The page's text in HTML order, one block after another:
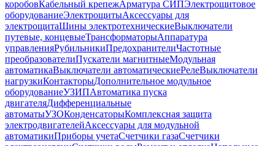
коробовКабельный крепежАрматура СИПЭлектрощитовое
оборудованиеЭлектрощитыАксессуары для
электрощитаШины электротехническиеВыключатели
путевые, концевыеТрансформаторыАппаратура
управленияРубильникиПредохранителиЧастотные
преобразователиПускатели магнитныеМодульная
автоматикаВыключатели автоматическиеРелеВыключатели
нагрузкиКонтакторыДополнительное модульное
оборудованиеУЗИПАвтоматика пуска
двигателяДифференциальные
автоматыУЗОКонденсаторыКомплексная защита
электродвигателейАксессуары для модульной
автоматикиПриборы учетаСчетчики газаСчетчики